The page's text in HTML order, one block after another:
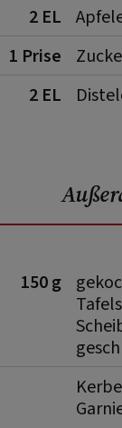
2 EL
1 Prise
2 EL
150 g